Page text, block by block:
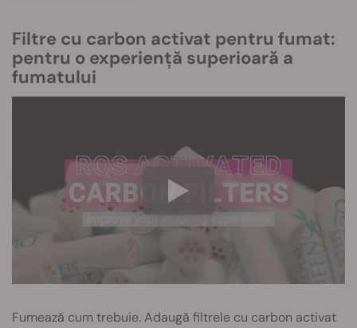
Filtre cu carbon activat pentru fumat:
pentru o experiență superioară a
fumatului
Fumează cum trebuie. Adaugă filtrele cu carbon activat